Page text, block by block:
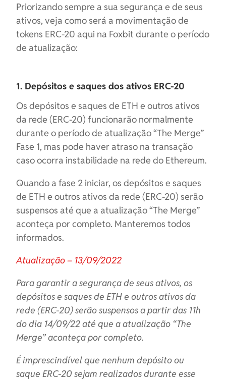
Priorizando sempre a sua segurança e de seus
ativos, veja como será a movimentação de
tokens ERC-20 aqui na Foxbit durante o período
de atualização:
1. Depósitos e saques dos ativos ERC-20
Os depósitos e saques de ETH e outros ativos
da rede (ERC-20) funcionarão normalmente
durante o período de atualização “The Merge”
Fase 1, mas pode haver atraso na transação
caso ocorra instabilidade na rede do Ethereum.
Quando a fase 2 iniciar, os depósitos e saques
de ETH e outros ativos da rede (ERC-20) serão
suspensos até que a atualização “The Merge”
aconteça por completo. Manteremos todos
informados.
Atualização – 13/09/2022
Para garantir a segurança de seus ativos, os
depósitos e saques de ETH e outros ativos da
rede (ERC-20) serão suspensos a partir das 11h
do dia 14/09/22 até que a atualização “The
Merge” aconteça por completo.
É imprescindível que nenhum depósito ou
saque ERC-20 sejam realizados durante esse